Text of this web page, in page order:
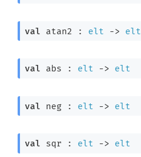
val atan2 : elt -> elt
val abs : elt -> elt
val neg : elt -> elt
val sqr : elt -> elt